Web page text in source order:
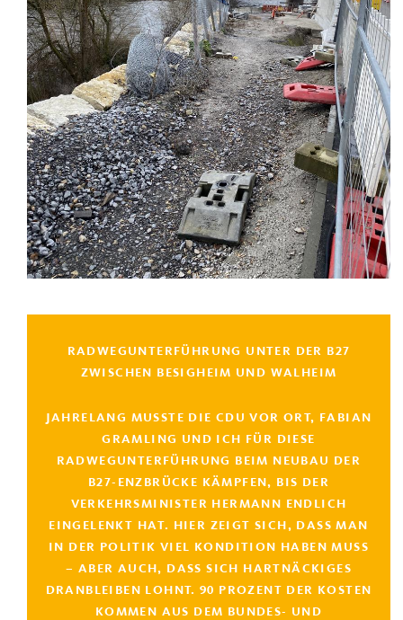
RADWEGUNTERFÜHRUNG UNTER DER B27
ZWISCHEN BESIGHEIM UND WALHEIM
JAHRELANG MUSSTE DIE CDU VOR ORT, FABIAN
GRAMLING UND ICH FÜR DIESE
RADWEGUNTERFÜHRUNG BEIM NEUBAU DER
B27-ENZBRÜCKE KÄMPFEN, BIS DER
VERKEHRSMINISTER HERMANN ENDLICH
EINGELENKT HAT. HIER ZEIGT SICH, DASS MAN
IN DER POLITIK VIEL KONDITION HABEN MUSS
– ABER AUCH, DASS SICH HARTNÄCKIGES
DRANBLEIBEN LOHNT. 90 PROZENT DER KOSTEN
KOMMEN AUS DEM BUNDES- UND